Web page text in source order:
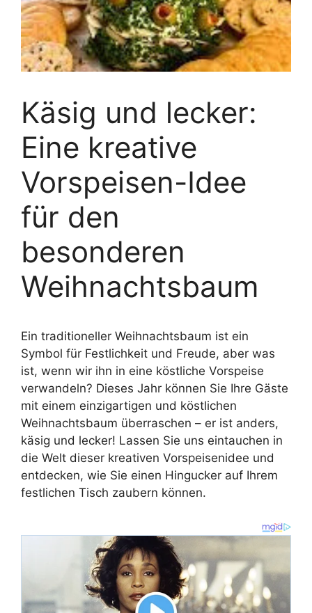
Käsig und lecker:
Eine kreative
Vorspeisen-Idee
für den
besonderen
Weihnachtsbaum
Ein traditioneller Weihnachtsbaum ist ein
Symbol für Festlichkeit und Freude, aber was
ist, wenn wir ihn in eine köstliche Vorspeise
verwandeln? Dieses Jahr können Sie Ihre Gäste
mit einem einzigartigen und köstlichen
Weihnachtsbaum überraschen – er ist anders,
käsig und lecker! Lassen Sie uns eintauchen in
die Welt dieser kreativen Vorspeisenidee und
entdecken, wie Sie einen Hingucker auf Ihrem
festlichen Tisch zaubern können.